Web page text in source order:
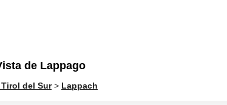
de Lappago
del Sur> Lappach